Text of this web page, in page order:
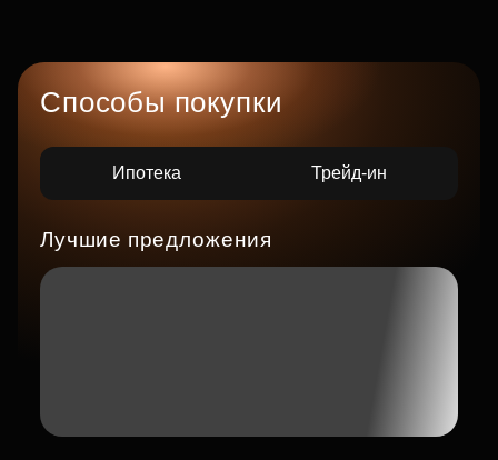
Способы покупки
Ипотека Трейд-ин
Лучшие предложения